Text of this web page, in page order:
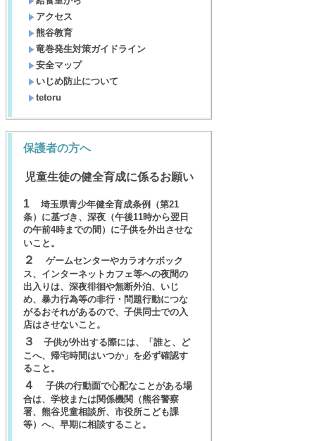
アクセス
熊谷教育
竜巻発生対策ガイドライン
安全マップ
いじめ防止について
tetoru
保護者の方へ
児童生徒の健全育成に係るお願い
1 埼玉県青少年健全育成条例（第21
条）に基づき、深夜（午後11時から翌日
の午前4時までの間）に子供を外出させな
いこと。
２ ゲームセンターやカラオケボック
ス、インターネットカフェ等への夜間の
出入りは、深夜徘徊や無断外泊、いじ
め、暴力行為等の非行・問題行動につな
がるおそれがあるので、子供同士での入
店はさせないこと。
３
子供が外出する際には、「誰と、ど
こへ、帰宅時間はいつか」を必ず確認す
ること。
４ 子供の行動面で心配なことがある場
合は、学校または関係機関（熊谷警察
署、熊谷児童相談所、市役所こども課
等）へ、早期に相談すること。